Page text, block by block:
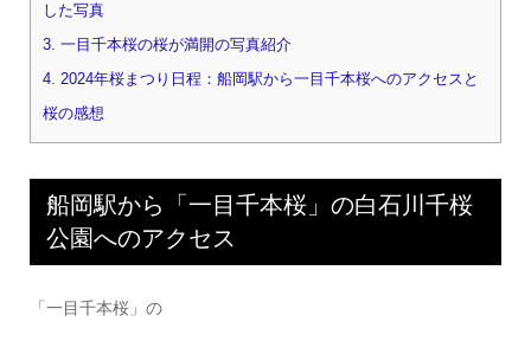
した写真
3. 一目千本桜の桜が満開の写真紹介
4. 2024年桜まつり日程：船岡駅から一目千本桜へのアクセスと
桜の感想
船岡駅から「一目千本桜」の白石川千桜
公園へのアクセス
「一目千本桜」の